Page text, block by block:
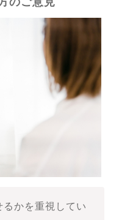
かを重視してい